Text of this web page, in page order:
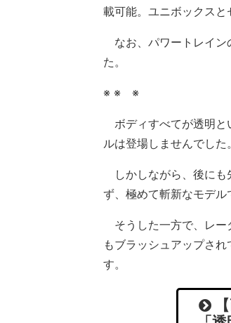
載可能。ユニボックスと
なお、パワートレイン
た。
※ ※ ※
ボディすべてが透明と
ルは登場しませんでした。
しかしながら、後にも
ず、極めて斬新なモデル
そうした一方で、レー
もブラッシュアップさ
す。
【